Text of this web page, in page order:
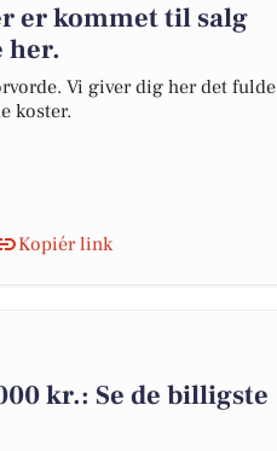
er kommet til salg
her.
Vi giver dig her det fulde
koster.
Kopiér link
kr.: Se de billigste